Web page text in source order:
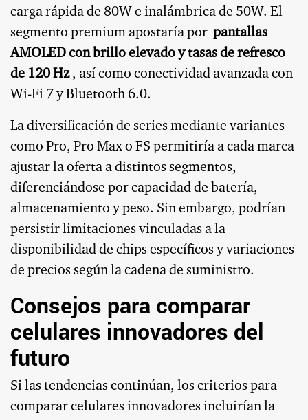
carga rápida de 80W e inalámbrica de 50W. El
segmento premium apostaría por pantallas
AMOLED con brillo elevado y tasas de refresco
de 120 Hz, así como conectividad avanzada con
Wi-Fi 7 y Bluetooth 6.0.
La diversificación de series mediante variantes
como Pro, Pro Max o FS permitiría a cada marca
ajustar la oferta a distintos segmentos,
diferenciándose por capacidad de batería,
almacenamiento y peso. Sin embargo, podrían
persistir limitaciones vinculadas a la
disponibilidad de chips específicos y variaciones
de precios según la cadena de suministro.
Consejos para comparar
celulares innovadores del
futuro
Si las tendencias continúan, los criterios para
comparar celulares innovadores incluirían la